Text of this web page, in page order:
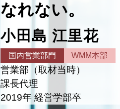
なれない。
小田島 江里花
国内営業部門 WMM本部
営業部（取材当時）
課長代理
2019年 経営学部卒